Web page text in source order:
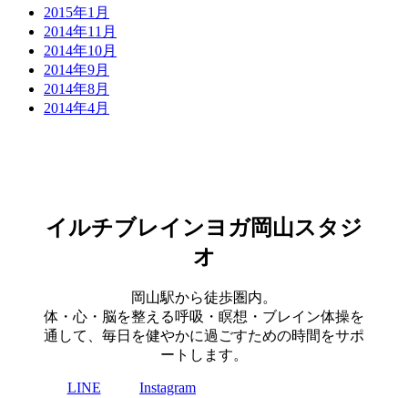
2015年1月
2014年11月
2014年10月
2014年9月
2014年8月
2014年4月
イルチブレインヨガ岡山スタジ
オ
岡山駅から徒歩圏内。
体・心・脳を整える呼吸・瞑想・ブレイン体操を
通して、毎日を健やかに過ごすための時間をサポ
ートします。
LINE Instagram